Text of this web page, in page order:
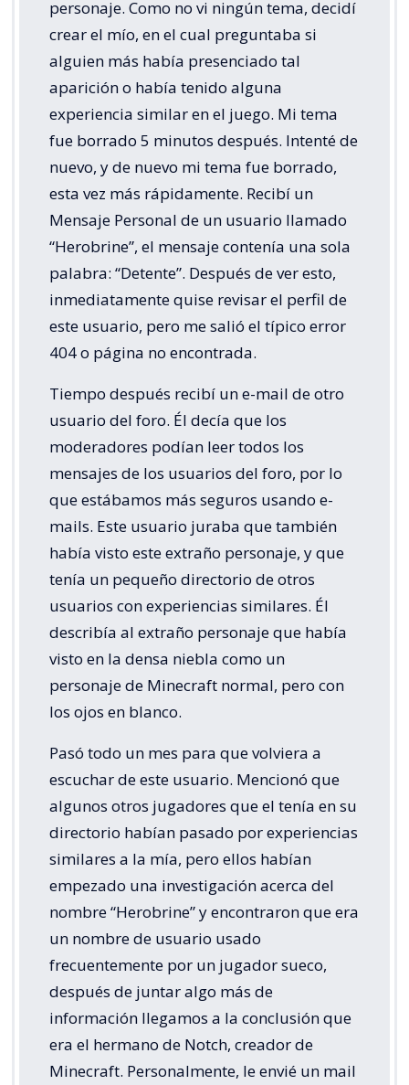
personaje. Como no vi ningún tema, decidí
crear el mío, en el cual preguntaba si
alguien más había presenciado tal
aparición o había tenido alguna
experiencia similar en el juego. Mi tema
fue borrado 5 minutos después. Intenté de
nuevo, y de nuevo mi tema fue borrado,
esta vez más rápidamente. Recibí un
Mensaje Personal de un usuario llamado
“Herobrine”, el mensaje contenía una sola
palabra: “Detente”. Después de ver esto,
inmediatamente quise revisar el perfil de
este usuario, pero me salió el típico error
404 o página no encontrada.
Tiempo después recibí un e-mail de otro
usuario del foro. Él decía que los
moderadores podían leer todos los
mensajes de los usuarios del foro, por lo
que estábamos más seguros usando e-
mails. Este usuario juraba que también
había visto este extraño personaje, y que
tenía un pequeño directorio de otros
usuarios con experiencias similares. Él
describía al extraño personaje que había
visto en la densa niebla como un
personaje de Minecraft normal, pero con
los ojos en blanco.
Pasó todo un mes para que volviera a
escuchar de este usuario. Mencionó que
algunos otros jugadores que el tenía en su
directorio habían pasado por experiencias
similares a la mía, pero ellos habían
empezado una investigación acerca del
nombre “Herobrine” y encontraron que era
un nombre de usuario usado
frecuentemente por un jugador sueco,
después de juntar algo más de
información llegamos a la conclusión que
era el hermano de Notch, creador de
Minecraft. Personalmente, le envié un mail